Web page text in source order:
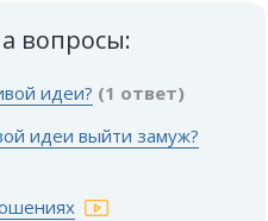
вопросы:
идеи? (1 ответ)
идеи выйти замуж?